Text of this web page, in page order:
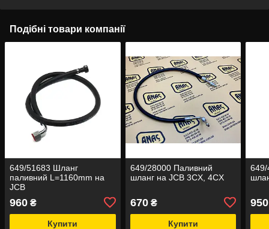
Подібні товари компанії
649/51683 Шланг
паливний L=1160mm на
JCB
960 ₴
Купити
649/28000 Паливний
шланг на JCB 3CX, 4CX
670₴
Купити
950